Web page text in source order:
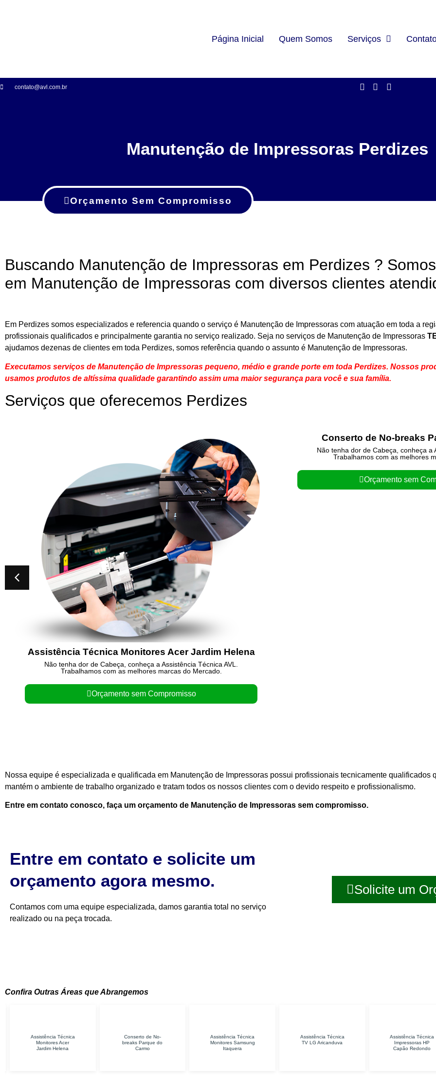
Página Inicial Quem Somos Serviços
contato@avl.com.br
Manutenção de Impressoras Perdizes
Orçamento Sem Compromisso
Buscando Manutenção de Impressoras em Perdizes ?
em Manutenção de Impressoras com diversos clientes
Em Perdizes somos especializados e referencia quando o serviço é Manutenção de Impressoras com atuação em toda a
profissionais qualificados e principalmente garantia no serviço realizado. Seja no serviços de Manutenção de Impressoras
ajudamos dezenas de clientes em toda Perdizes, somos referência quando o assunto é Manutenção de Impressoras.
Executamos serviços de Manutenção de Impressoras pequeno, médio e grande porte em toda Perdizes. Nossos
usamos produtos de altíssima qualidade garantindo assim uma maior segurança para você e sua família.
Serviços que oferecemos Perdizes
Assistência Técnica Monitores Acer Jardim Helena
Não tenha dor de Cabeça, conheça a Assistência Técnica AVL.
Trabalhamos com as melhores marcas do Mercado.
Orçamento sem Compromisso
Conserto de No-breaks
Não tenha dor de Cabeça, conheça a
Trabalhamos com as melhores
Orçamento sem
Nossa equipe é especializada e qualificada em Manutenção de Impressoras possui profissionais tecnicamente qualificados
mantém o ambiente de trabalho organizado e tratam todos os nossos clientes com o devido respeito e profissionalismo.
Entre em contato conosco, faça um orçamento de Manutenção de Impressoras sem compromisso.
Entre em contato e solicite um
orçamento agora mesmo.
Contamos com uma equipe especializada, damos garantia total no serviço
realizado ou na peça trocada.
Solicite um
Confira Outras Áreas que Abrangemos
Conserto de No-
breaks Parque do
Carmo
Assistência Técnica
Monitores Samsung
Itaquera
Assistência Técnica
TV LG Aricanduva
Assistência Técnica
Impressoras HP
Assistência
Samsung Vila